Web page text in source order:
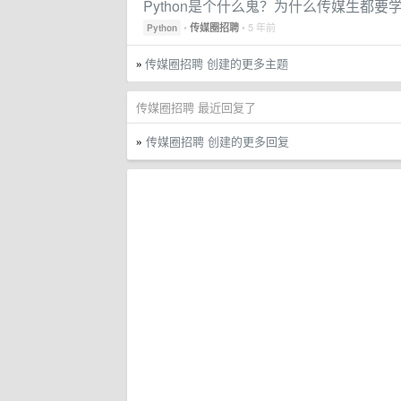
Python是个什么鬼？为什么传媒生都要学
Python • 传媒圈招聘 • 5 年前
» 传媒圈招聘 创建的更多主题
传媒圈招聘 最近回复了
» 传媒圈招聘 创建的更多回复